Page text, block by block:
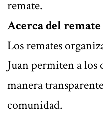
remate.
Acerca del remate
Los remates
Juan permiten a los
manera
comunidad.